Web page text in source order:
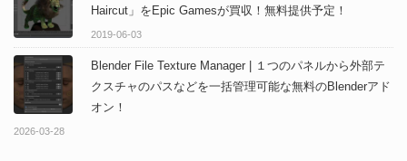
Haircut」をEpic Gamesが買収！無料提供予定！
2019-06-03
Blender File Texture Manager | １つのパネルから外部テ
クスチャのパスなどを一括管理可能な無料のBlenderアド
オン！
2026-03-28